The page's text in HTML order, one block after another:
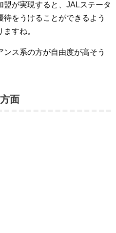
盟が実現すると、JALステータ
をうけることができるよう
すね。
ス系の方が自由度が高そう
面